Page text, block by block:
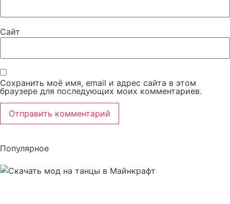
Сайт
Сохранить моё имя, email и адрес сайта в этом
браузере для последующих моих комментариев.
Популярное